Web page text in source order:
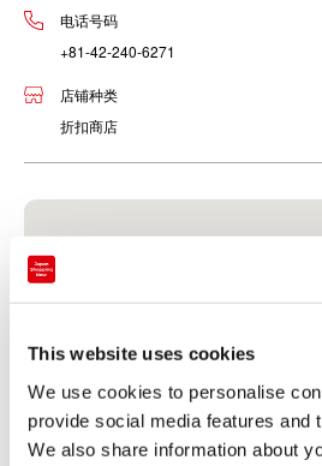
This website uses cookies
We use cookies to personalise
provide social media features and
We also share information about
电话号码
+81-42-240-6271
店铺种类
折扣商店